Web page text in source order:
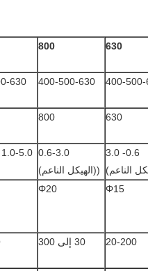
630
800
400-500-
400-500-630
630
630
800
0.6- 3.0
الناعم)
0.6-3.0
((الهيكل الناعم)
Φ15
Φ20
20-200 30 إلى 300